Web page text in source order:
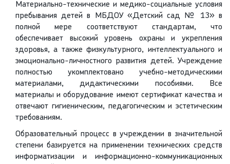
Материально-технические и медико-социальные условия
пребывания детей в МБДОУ «Детский сад № 13» в
полной мере соответствуют стандартам, что
обеспечивает высокий уровень охраны и укрепления
здоровья, а также физкультурного, интеллектуального и
эмоционально-личностного развития детей. Учреждение
полностью укомплектовано учебно-методическими
материалами, дидактическими пособиями. Все
материалы и оборудование имеют сертификат качества и
отвечают гигиеническим, педагогическим и эстетическим
требованиям.
Образовательный процесс в учреждении в значительной
степени базируется на применении технических средств
информатизации и информационно-коммуникационных